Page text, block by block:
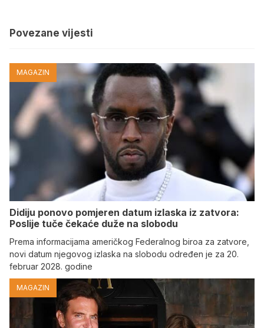
Povezane vijesti
MAGAZIN
Didiju ponovo pomjeren datum izlaska iz zatvora:
Poslije tuče čekaće duže na slobodu
Prema informacijama američkog Federalnog biroa za zatvore,
novi datum njegovog izlaska na slobodu određen je za 20.
februar 2028. godine
MAGAZIN